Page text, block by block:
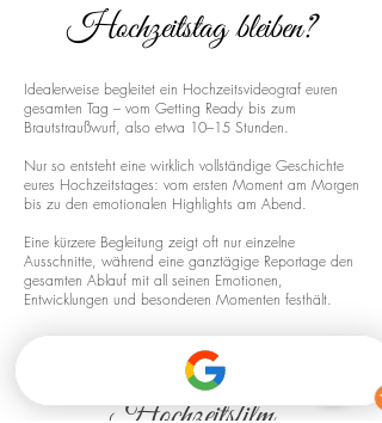
Hochzeitstag bleiben?
Idealerweise begleitet ein Hochzeitsvideograf euren
gesamten Tag – vom Getting Ready bis zum
Brautstraußwurf, also etwa 10–15 Stunden.
Nur so entsteht eine wirklich vollständige Geschichte
eures Hochzeitstages: vom ersten Moment am Morgen
bis zu den emotionalen Highlights am Abend.
Eine kürzere Begleitung zeigt oft nur einzelne
Ausschnitte, während eine ganztägige Reportage den
gesamten Ablauf mit all seinen Emotionen,
Entwicklungen und besonderen Momenten festhält.
Drohnenaufnahmen für euren